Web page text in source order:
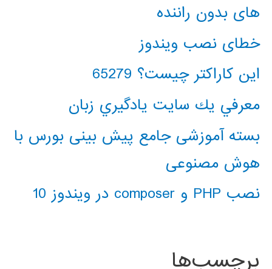
های بدون راننده
خطای نصب ویندوز
این کاراکتر چیست؟ 65279
معرفي يك سايت يادگيري زبان
بسته آموزشی جامع پیش بینی بورس با
هوش مصنوعی
نصب PHP و composer در ویندوز 10
برچسب‌ها